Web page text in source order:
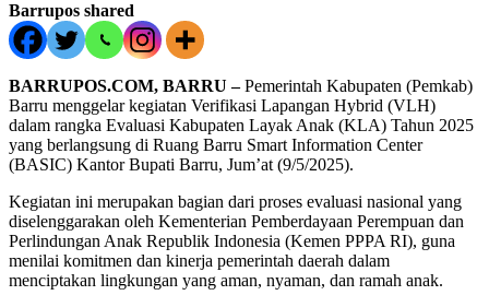
Barrupos shared
BARRUPOS.COM, BARRU –Pemerintah Kabupaten (Pemkab)
Barru menggelar kegiatan Verifikasi Lapangan Hybrid (VLH)
dalam rangka Evaluasi Kabupaten Layak Anak (KLA) Tahun 2025
yang berlangsung di Ruang Barru Smart Information Center
(BASIC) Kantor Bupati Barru, Jum’at (9/5/2025).
Kegiatan ini merupakan bagian dari proses evaluasi nasional yang
diselenggarakan oleh Kementerian Pemberdayaan Perempuan dan
Perlindungan Anak Republik Indonesia (Kemen PPPA RI), guna
menilai komitmen dan kinerja pemerintah daerah dalam
menciptakan lingkungan yang aman, nyaman, dan ramah anak.